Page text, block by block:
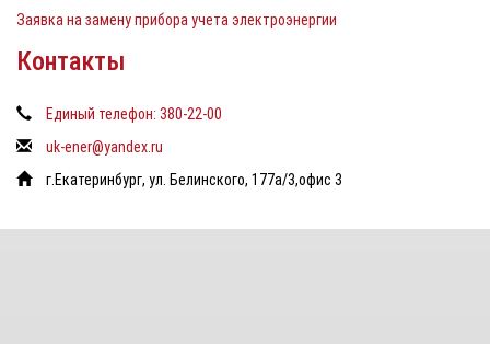
Заявка на замену прибора учета электроэнергии
Контакты
Единый телефон: 380-22-00
uk-ener@yandex.ru
г.Екатеринбург, ул. Белинского, 177а/3,офис 3